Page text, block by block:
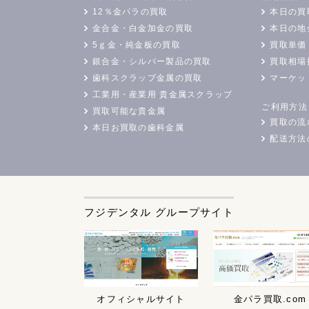
12％金パラの買取
金合金・白金加金の買取
5ｇ金・純金板の買取
銀合金・シルバー製品の買取
歯科スクラップ金属の買取
工業用・産業用 貴金属スクラップ
買取可能な貴金属
本日お買取の歯科金属
本日の買
本日の地
買取単価
買取相場
マーケッ
ご利用方法
買取の流
配送方法
フジデンタル グループサイト
オフィシャルサイト 金パラ買取.com